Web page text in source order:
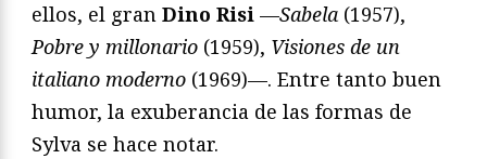
ellos, el gran Dino Risi —Sabela (1957),
Pobre y millonario (1959), Visiones de un
italiano moderno (1969)—. Entre tanto buen
humor, la exuberancia de las formas de
Sylva se hace notar.